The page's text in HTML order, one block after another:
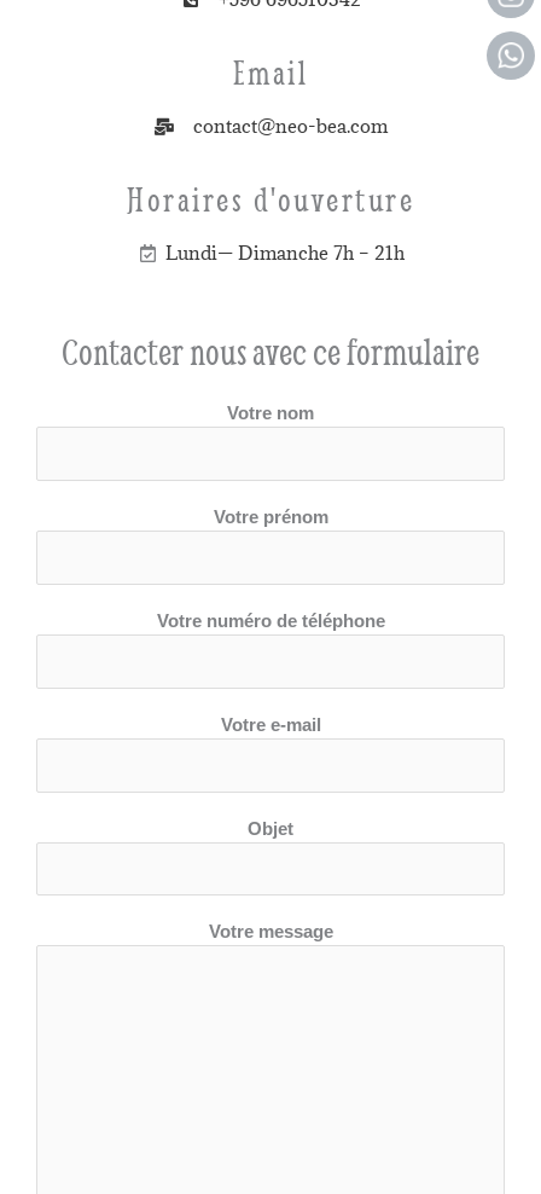
Email
contact@neo-bea.com
Horaires d'ouverture
Lundi— Dimanche 7h – 21h
Contacter nous avec ce formulaire
Votre nom
Votre prénom
Votre numéro de téléphone
Votre e-mail
Objet
Votre message